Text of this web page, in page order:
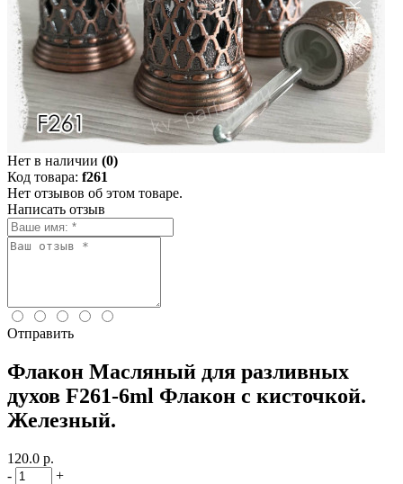
Нет в наличии (0)
Код товара: f261
Нет отзывов об этом товаре.
Написать отзыв
Отправить
Флакон Масляный для разливных
духов F261-6ml Флакон с кисточкой.
Железный.
120.0 р.
-
+